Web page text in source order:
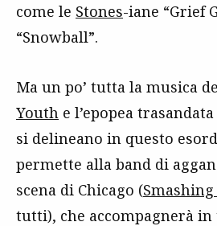
come le Stones-iane “Grief
“Snowball”.
Ma un po’ tutta la musica
Youth e l’epopea
si delineano in questo
permette alla band di
scena di Chicago (
tutti), che accompagnerà